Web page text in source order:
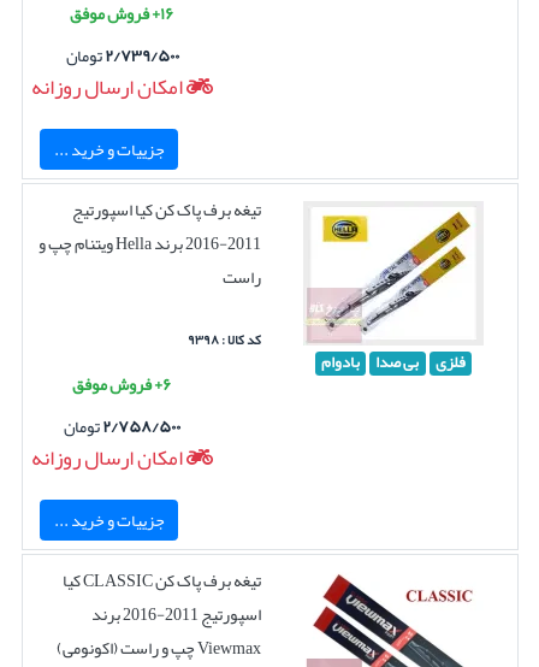
۱۶+ فروش موفق
۲/۷۳۹/۵۰۰تومان
امکان ارسال روزانه
جزییات و خرید ...
فلزی بی صدا بادوام
تیغه برف پاک کن کیا اسپورتیج
2011-2016 برند Hella ویتنام چپ و
راست
کد کالا : ۹۳۹۸
۶+ فروش موفق
۲/۷۵۸/۵۰۰تومان
امکان ارسال روزانه
جزییات و خرید ...
تیغه برف پاک کن CLASSIC کیا
اسپورتیج 2011-2016 برند
Viewmax چپ و راست (اکونومی)